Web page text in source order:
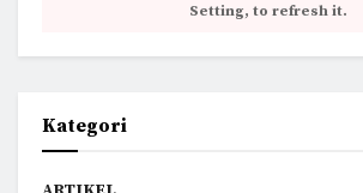
Setting, to refresh it.
Kategori